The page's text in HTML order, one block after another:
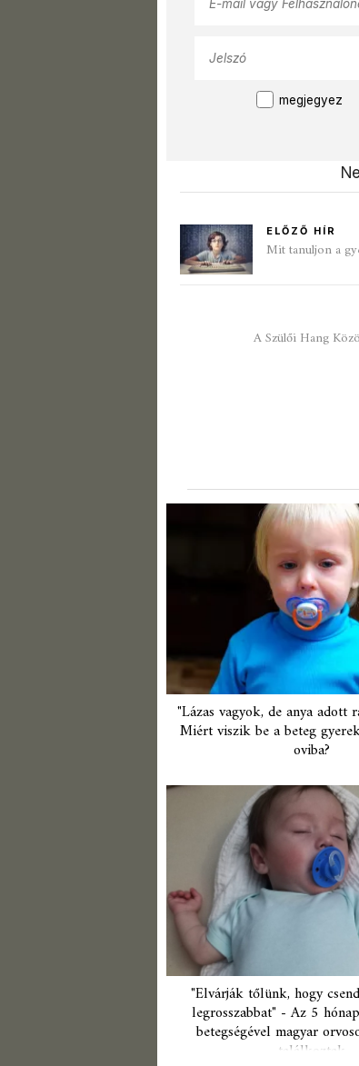
megjegyez
ELŐZŐ HÍR
Mit tanuljon a
A Szülői Hang
"Lázas vagyok, de anya adott
Miért viszik be a beteg
oviba?
"Elvárják tőlünk, hogy
legrosszabbat" - Az 5
betegségével magyar
találkoztak